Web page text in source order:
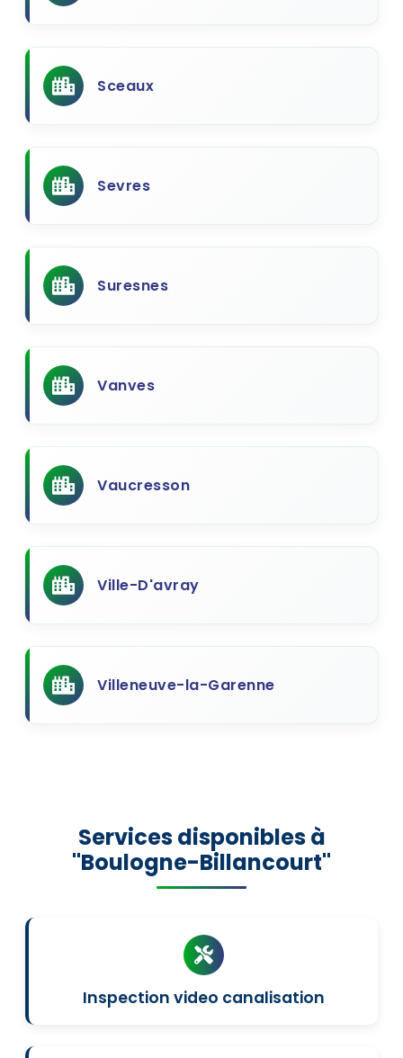
Sceaux
Sevres
Suresnes
Vanves
Vaucresson
Ville-D'avray
Villeneuve-la-Garenne
Services disponibles à
"Boulogne-Billancourt"
Inspection video canalisation